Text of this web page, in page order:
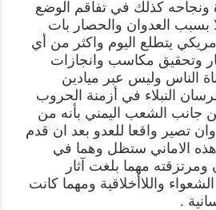
ونجاحه كذلك في تفاقم الوضع
بسبب العدوان والحصار بات
يتطلع اليوم واكثر من أي
وتحقيق مكاسب وانجازات
الناس وليس عبر ميادين
النبلاء في أزمنة الحروب
جانب الشعب اليمني بأنه من
تصير واقعا للعدو بعد ان قدم
الاماني ستظل وهما في
مهما بلغت آثار
واللاأخلاقية ومهما كانت
.